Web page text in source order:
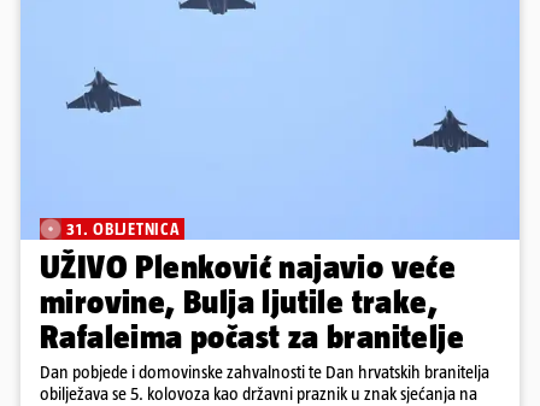
31. OBLJETNICA
UŽIVO Plenković najavio veće
mirovine, Bulja ljutile trake,
Rafaleima počast za branitelje
Dan pobjede i domovinske zahvalnosti te Dan hrvatskih branitelja
obilježava se 5. kolovoza kao državni praznik u znak sjećanja na